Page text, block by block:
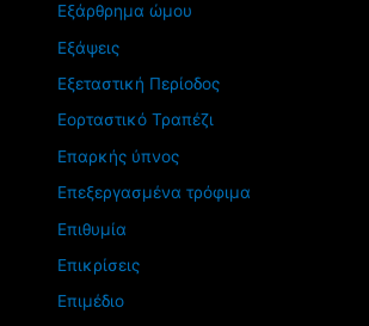
Εξάρθρημα ώμου
Εξάψεις
Εξεταστική Περίοδος
Εορταστικό Τραπέζι
Επαρκής ύπνος
Επεξεργασμένα τρόφιμα
Επιθυμία
Επικρίσεις
Επιμέδιο